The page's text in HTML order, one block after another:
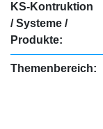
KS-Kontruktion
/ Systeme /
Produkte:
Themenbereich: